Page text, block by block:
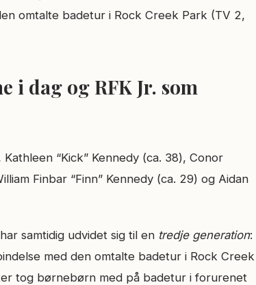
omtalte badetur i Rock Creek Park (TV 2,
i dag og RFK Jr. som
“Kick” Kennedy (ca. 38), Conor
Finbar “Finn” Kennedy (ca. 29) og Aidan
samtidig udvidet sig til en tredje generation:
med den omtalte badetur i Rock Creek
tog børnebørn med på badetur i forurenet